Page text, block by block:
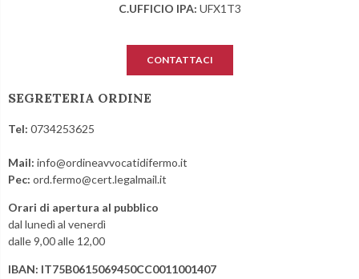
C.UFFICIO IPA: UFX1T3
CONTATTACI
SEGRETERIA ORDINE
Tel: 0734253625
Mail: info@ordineavvocatidifermo.it
Pec: ord.fermo@cert.legalmail.it
Orari di apertura al pubblico
dal lunedì al venerdì
dalle 9,00 alle 12,00
IBAN: IT75B0615069450CC0011001407